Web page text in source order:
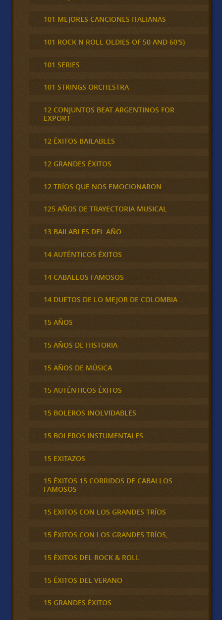
101 MEJORES CANCIONES ITALIANAS
101 ROCK N ROLL OLDIES OF 50 AND 60'S}
101 SERIES
101 STRINGS ORCHESTRA
12 CONJUNTOS BEAT ARGENTINOS FOR
EXPORT
12 ÉXITOS BAILABLES
12 GRANDES ÉXITOS
12 TRÍOS QUE NOS EMOCIONARON
125 AÑOS DE TRAYECTORIA MUSICAL
13 BAILABLES DEL AÑO
14 AUTÉNTICOS ÉXITOS
14 CABALLOS FAMOSOS
14 DUETOS DE LO MEJOR DE COLOMBIA
15 AÑOS
15 AÑOS DE HISTORIA
15 AÑOS DE MÚSICA
15 AUTÉNTICOS ÉXITOS
15 BOLEROS INOLVIDABLES
15 BOLEROS INSTUMENTALES
15 EXITAZOS
15 ÉXITOS 15 CORRIDOS DE CABALLOS
FAMOSOS
15 EXITOS CON LOS GRANDES TRÍOS
15 ÉXITOS CON LOS GRANDES TRÍOS,
15 ÉXITOS DEL ROCK & ROLL
15 ÉXITOS DEL VERANO
15 GRANDES ÉXITOS